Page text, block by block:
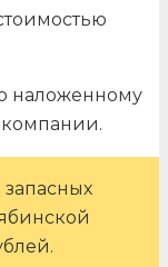
наложенному
компании.
запасных